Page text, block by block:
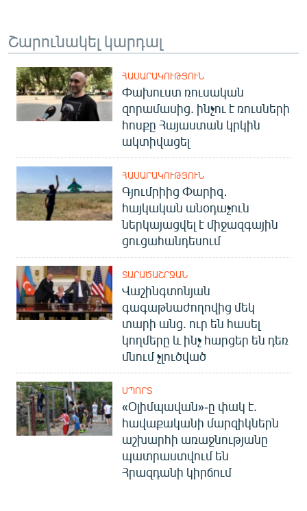
Շարունակել կարդալ
ՀԱՍԱՐԱԿՈՒԹՅՈՒՆ
Փախուստ ռուսական
զորամասից. ինչու է ռուսների
հոսքը Հայաստան կրկին
ակտիվացել
ՀԱՍԱՐԱԿՈՒԹՅՈՒՆ
Գյումրիից Փարիզ․
հայկական անօդաչուն
ներկայացվել է միջազգային
ցուցահանդեսում
ՏԱՐԱԾԱՇՐՋԱՆ
Վաշինգտոնյան
գագաթնաժողովից մեկ
տարի անց. ուր են հասել
կողմերը և ինչ հարցեր են դեռ
մնում չլուծված
ՍՊՈՐՏ
«Օլիմպավան»-ը փակ է.
հավաքականի մարզիկներն
աշխարհի առաջնությանը
պատրաստվում են
Հրազդանի կիրճում